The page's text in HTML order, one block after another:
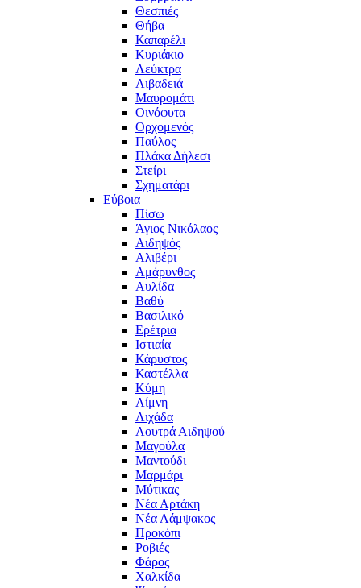
Θεσπιές
Θήβα
Καπαρέλι
Κυριάκιο
Λεύκτρα
Λιβαδειά
Μαυρομάτι
Οινόφυτα
Ορχομενός
Παύλος
Πλάκα Δήλεσι
Στείρι
Σχηματάρι
Εύβοια
Πίσω
Άγιος Νικόλαος
Αιδηψός
Αλιβέρι
Αμάρυνθος
Αυλίδα
Βαθύ
Βασιλικό
Ερέτρια
Ιστιαία
Κάρυστος
Καστέλλα
Κύμη
Λίμνη
Λιχάδα
Λουτρά Αιδηψού
Μαγούλα
Μαντούδι
Μαρμάρι
Μύτικας
Νέα Αρτάκη
Νέα Λάμψακος
Προκόπι
Ροβιές
Φάρος
Χαλκίδα